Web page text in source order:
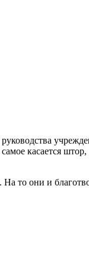
касается
то они и